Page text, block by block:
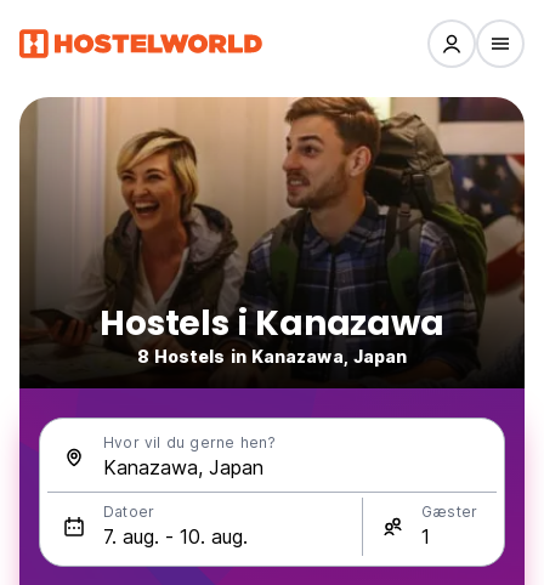
Hostels i Kanazawa
8 Hostels in Kanazawa, Japan
Hvor vil du gerne hen?
Datoer Gæster